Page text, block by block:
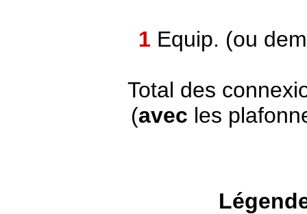
1 Equip. (ou
Total des
(avec les